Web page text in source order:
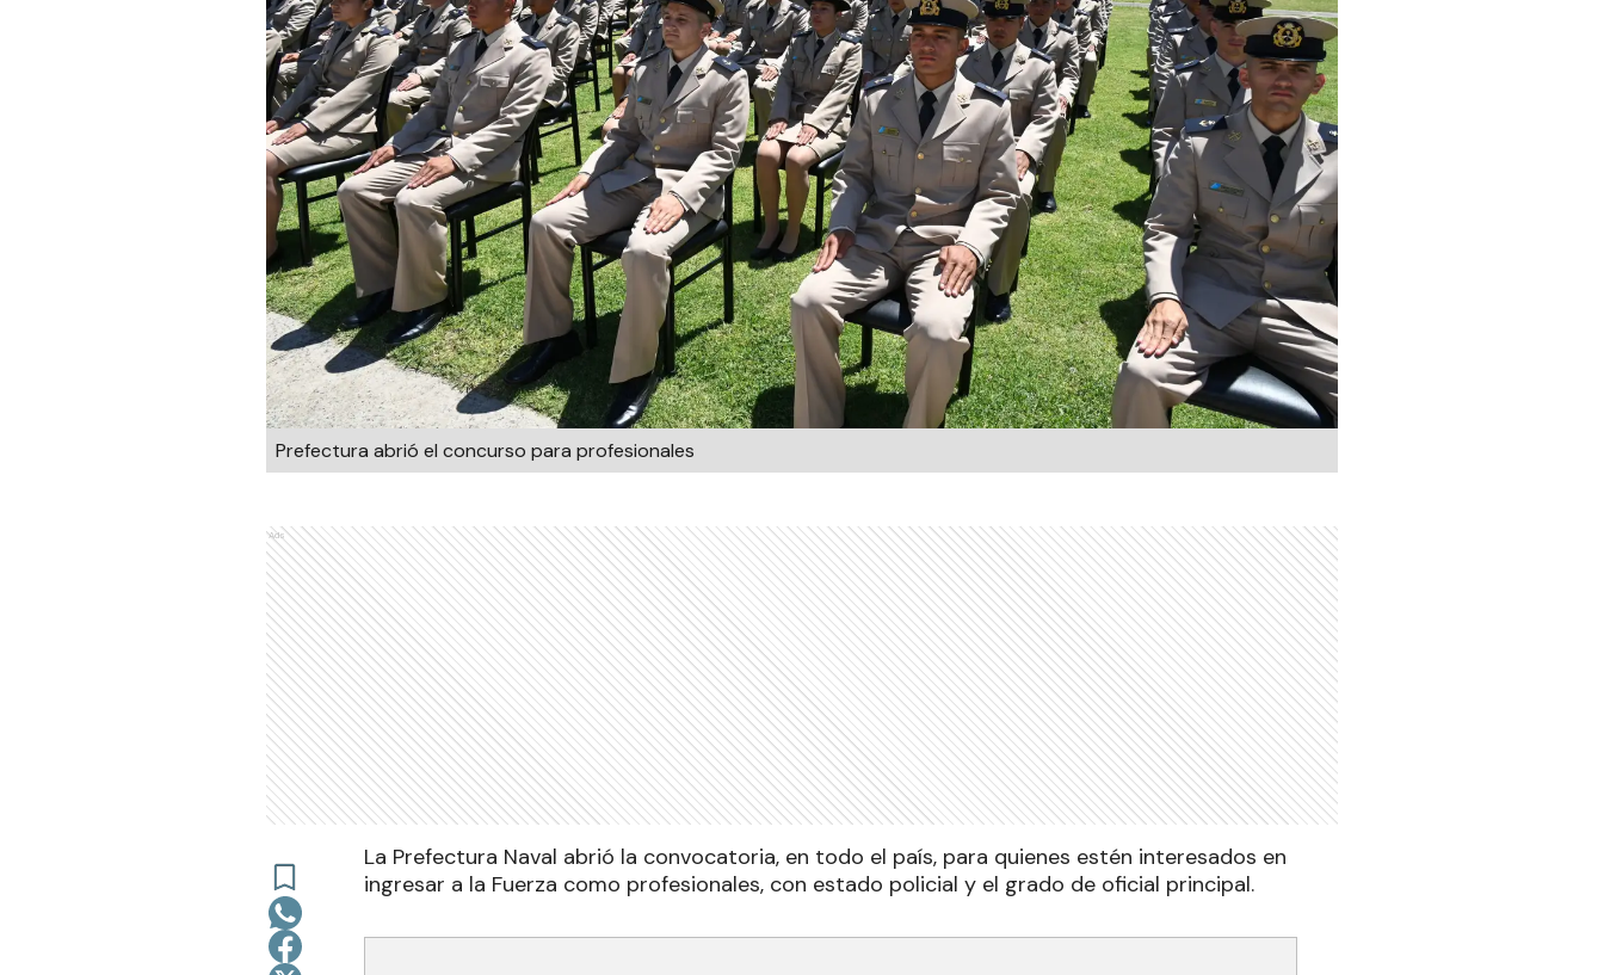
Prefectura abrió el concurso para profesionales
Ads
La Prefectura Naval abrió la convocatoria, en todo el país, para quienes estén interesados en
ingresar a la Fuerza como profesionales, con estado policial y el grado de oficial principal.